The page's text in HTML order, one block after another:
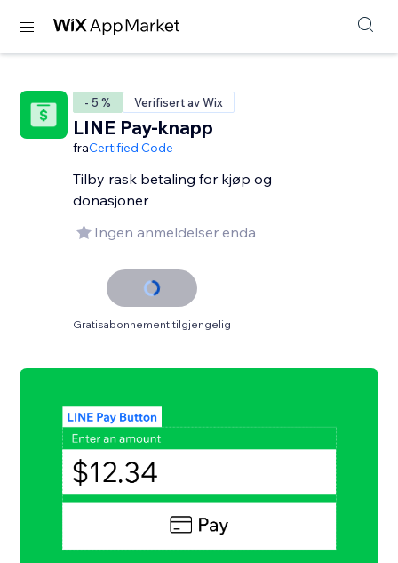
- 5 % Verifisert av Wix
LINE Pay-knapp
fraCertified Code
Tilby rask betaling for kjøp og
donasjoner
Ingen anmeldelser enda
Gratisabonnement tilgjengelig